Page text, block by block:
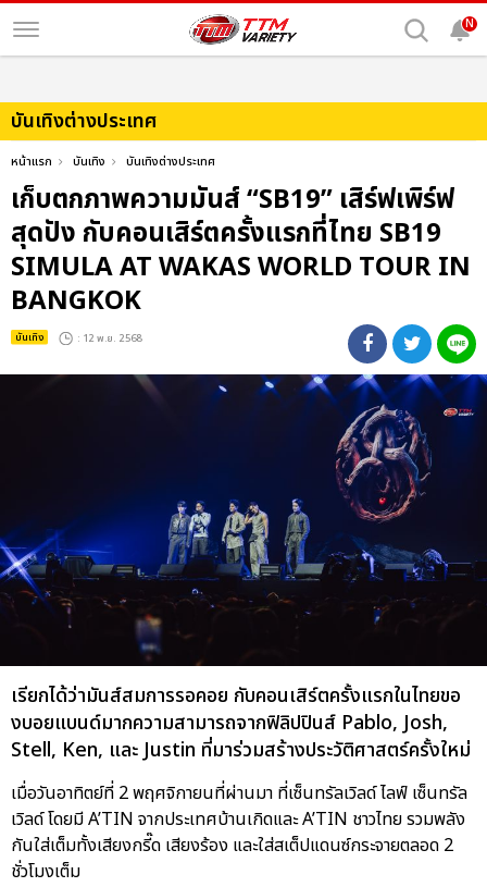
N
บันเทิงต่างประเทศ
หน้าแรก บันเทิง บันเทิงต่างประเทศ
เก็บตกภาพความมันส์ “SB19” เสิร์ฟเพิร์ฟ
สุดปัง กับคอนเสิร์ตครั้งแรกที่ไทย SB19
SIMULA AT WAKAS WORLD TOUR IN
BANGKOK
บันเทิง : 12 พ.ย. 2568
เรียกได้ว่ามันส์สมการรอคอย กับคอนเสิร์ตครั้งแรกในไทยขอ
งบอยแบนด์มากความสามารถจากฟิลิปปินส์ Pablo, Josh,
Stell, Ken, และ Justin ที่มาร่วมสร้างประวัติศาสตร์ครั้งใหม่
เมื่อวันอาทิตย์ที่ 2 พฤศจิกายนที่ผ่านมา ที่เซ็นทรัลเวิลด์ ไลฟ์ เซ็นทรัล
เวิลด์ โดยมี A’TIN จากประเทศบ้านเกิดและ A’TIN ชาวไทย รวมพลัง
กันใส่เต็มทั้งเสียงกรี๊ด เสียงร้อง และใส่สเต็ปแดนซ์กระจายตลอด 2
ชั่วโมงเต็ม